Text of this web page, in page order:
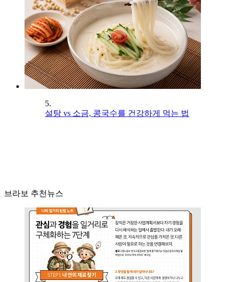
5.
설탕 vs 소금, 콩국수를 건강하게 먹는 법
브라보 추천뉴스